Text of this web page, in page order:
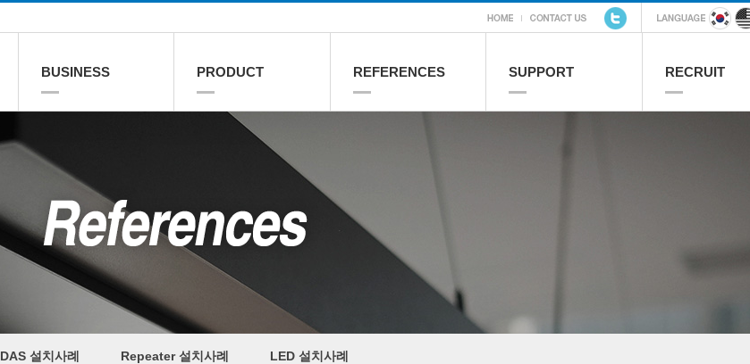
BUSINESS PRODUCT REFERENCES SUPPORT RECRUIT
DAS 설치사례 Repeater 설치사례 LED 설치사례